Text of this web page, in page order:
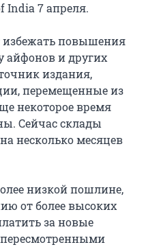
India 7 апреля.
избежать повышения
айфонов и других
издания,
перемещенные из
некоторое время
Сейчас склады
несколько месяцев
низкой пошлине,
от более высоких
за новые
пересмотренными